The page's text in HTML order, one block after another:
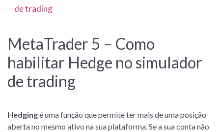
de trading
MetaTrader 5 – Como
habilitar Hedge no simulador
de trading
Hedgingé uma função que permite ter mais de uma posição
aberta no mesmo ativo na sua plataforma. Se a sua conta não